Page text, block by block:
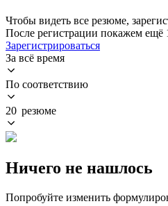
Чтобы видеть все резюме,
После регистрации покажем ещё
Зарегистрироваться
За всё время
По соответствию
20 резюме
Ничего не нашлось
Попробуйте изменить